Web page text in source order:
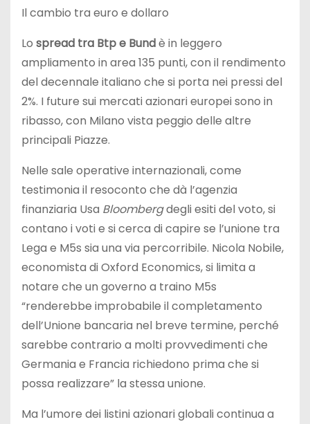
Il cambio tra euro e dollaro
Lo spread tra Btp e Bundè in leggero
ampliamento in area 135 punti, con il rendimento
del decennale italiano che si porta nei pressi del
2%. I future sui mercati azionari europei sono in
ribasso, con Milano vista peggio delle altre
principali Piazze.
Nelle sale operative internazionali, come
testimonia il resoconto che dà l’agenzia
finanziaria Usa Bloombergdegli esiti del voto, si
contano i voti e si cerca di capire se l’unione tra
Lega e M5s sia una via percorribile. Nicola Nobile,
economista di Oxford Economics, si limita a
notare che un governo a traino M5s
“renderebbe improbabile il completamento
dell’Unione bancaria nel breve termine, perché
sarebbe contrario a molti provvedimenti che
Germania e Francia richiedono prima che si
possa realizzare” la stessa unione.
Ma l’umore dei listini azionari globali continua a